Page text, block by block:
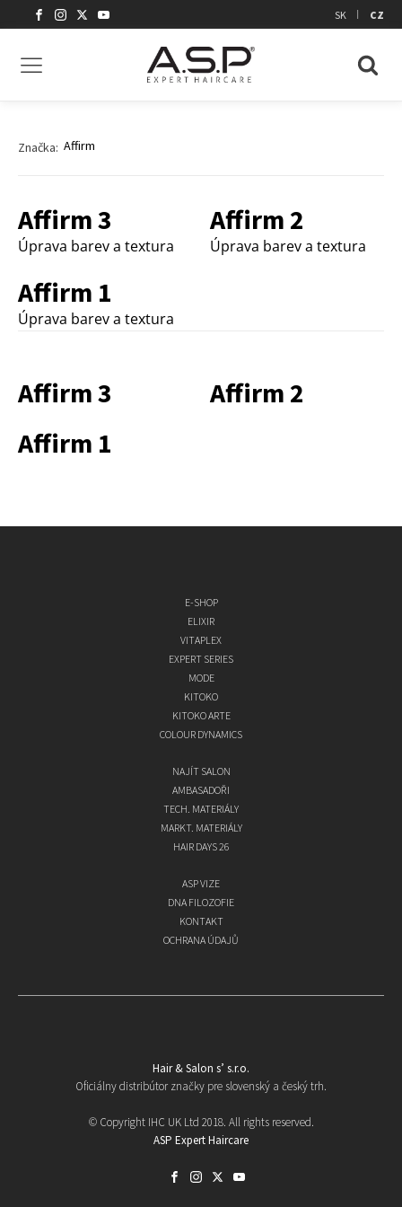
SK | CZ
Značka: Affirm
Affirm 3
Úprava barev a textura
Affirm 2
Úprava barev a textura
Affirm 1
Úprava barev a textura
Affirm 3
Affirm 2
Affirm 1
E-SHOP
ELIXIR
VITAPLEX
EXPERT SERIES
MODE
KITOKO
KITOKO ARTE
COLOUR DYNAMICS
NAJÍT SALON
AMBASADOŘI
TECH. MATERIÁLY
MARKT. MATERIÁLY
HAIR DAYS 26
ASP VIZE
DNA FILOZOFIE
KONTAKT
OCHRANA ÚDAJŮ
Hair & Salon s’ s.r.o.
Oficiálny distribútor značky pre slovenský a český trh.
© Copyright IHC UK Ltd 2018. All rights reserved.
ASP Expert Haircare